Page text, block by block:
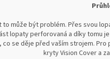
to může být problém. Přes svou
lopaty perforovaná a díky tomu
co se děje před vaším strojem.
kryty Vision Cover a